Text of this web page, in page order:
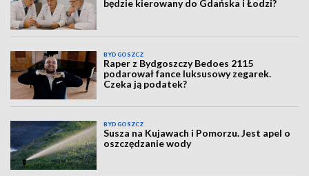
będzie kierowany do Gdańska i Łodzi?
BYDGOSZCZ
Raper z Bydgoszczy Bedoes 2115
podarował fance luksusowy zegarek.
Czeka ją podatek?
BYDGOSZCZ
Susza na Kujawach i Pomorzu. Jest apel o
oszczędzanie wody